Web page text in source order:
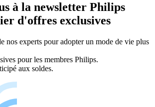
à la newsletter Philips
d'offres exclusives
nos experts pour adopter un mode de vie plus
pour les membres Philips.
aux soldes.